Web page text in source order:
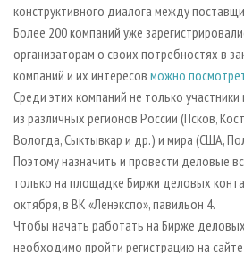
конструктивного диалога между
Более 200 компаний уже
организаторам о своих потребностях в
компаний и их интересов можно
Среди этих компаний не только
из различных регионов России (Псков,
Вологда, Сыктывкар и др.) и мира (США,
Поэтому назначить и провести деловые
только на площадке Биржи деловых
октября, в ВК «Ленэкспо», павильон 4.
Чтобы начать работать на Бирже
необходимо пройти регистрацию на сайте